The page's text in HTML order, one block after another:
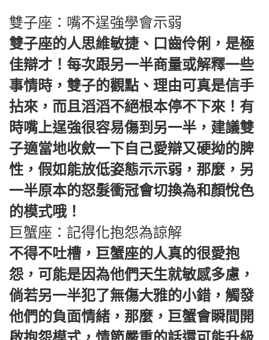
雙子座：嘴不逞強學會示弱
雙子座的人思維敏捷、口齒伶俐，是極
佳辯才！每次跟另一半商量或解釋一些
事情時，雙子的觀點、理由可真是信手
拈來，而且滔滔不絕根本停不下來！有
時嘴上逞強很容易傷到另一半，建議雙
子適當地收斂一下自己愛辯又硬拗的脾
性，假如能放低姿態示示弱，那麼，另
一半原本的怒髮衝冠會切換為和顏悅色
的模式哦！
巨蟹座：記得化抱怨為諒解
不得不吐槽，巨蟹座的人真的很愛抱
怨，可能是因為他們天生就敏感多慮，
倘若另一半犯了無傷大雅的小錯，觸發
他們的負面情緒，那麼，巨蟹會瞬間開